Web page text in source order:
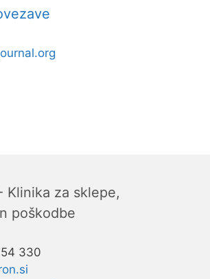
Klinika za sklepe,
poškodbe
330